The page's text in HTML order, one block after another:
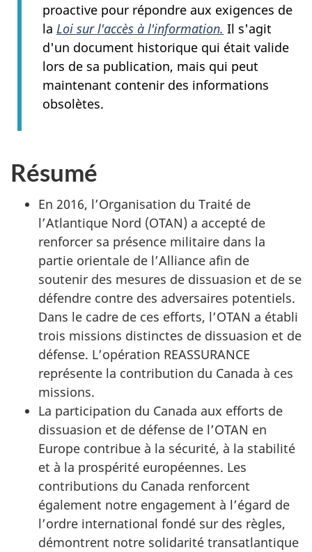
proactive pour répondre aux exigences de
la Loi sur l'accès à l'information. Il s'agit
d'un document historique qui était valide
lors de sa publication, mais qui peut
maintenant contenir des informations
obsolètes.
Résumé
En 2016, l’Organisation du Traité de
l’Atlantique Nord (OTAN) a accepté de
renforcer sa présence militaire dans la
partie orientale de l’Alliance afin de
soutenir des mesures de dissuasion et de se
défendre contre des adversaires potentiels.
Dans le cadre de ces efforts, l’OTAN a établi
trois missions distinctes de dissuasion et de
défense. L’opération REASSURANCE
représente la contribution du Canada à ces
missions.
La participation du Canada aux efforts de
dissuasion et de défense de l’OTAN en
Europe contribue à la sécurité, à la stabilité
et à la prospérité européennes. Les
contributions du Canada renforcent
également notre engagement à l’égard de
l’ordre international fondé sur des règles,
démontrent notre solidarité transatlantique